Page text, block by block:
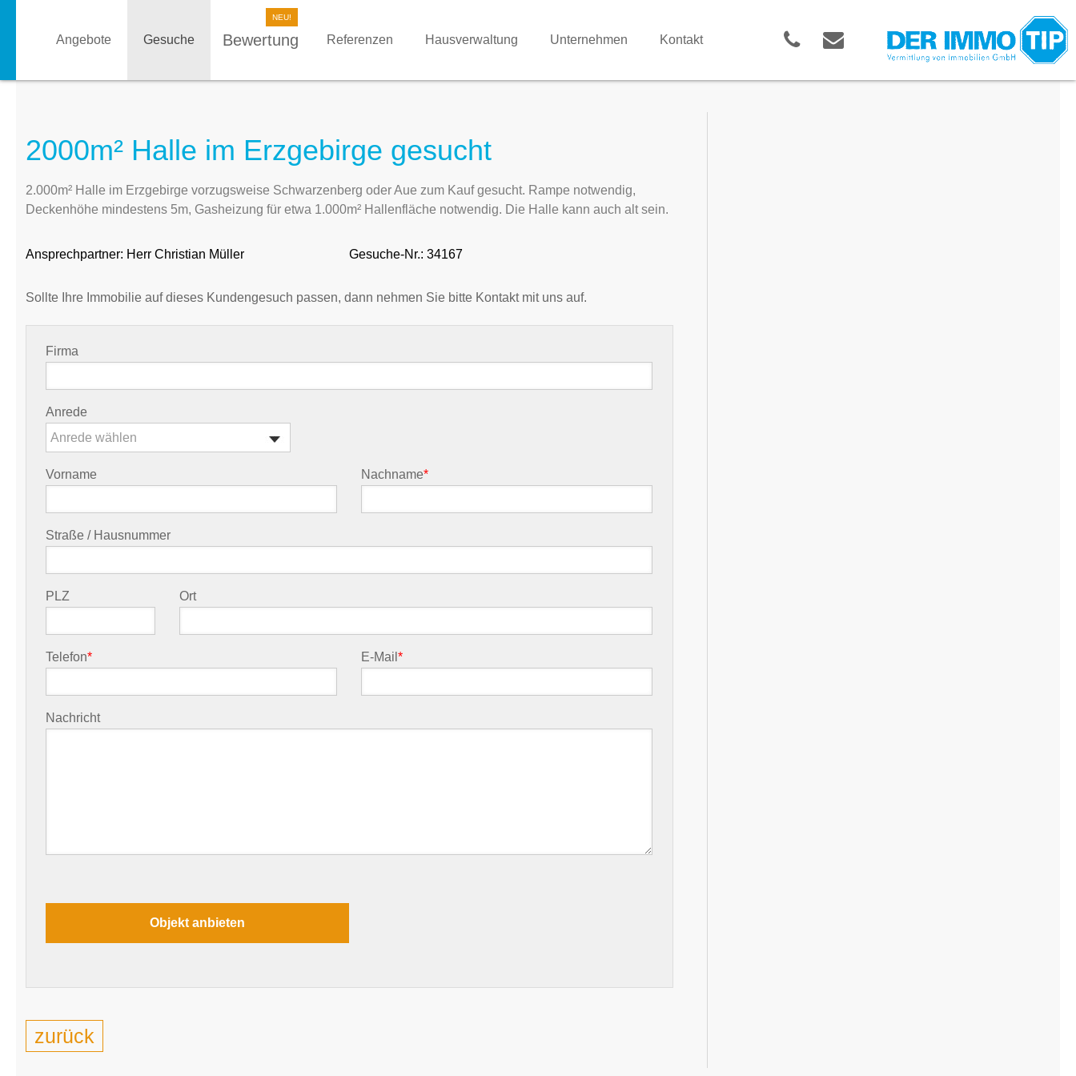
Angebote Gesuche Bewertung Referenzen Hausverwaltung Unternehmen Kontakt
2000m² Halle im Erzgebirge gesucht
2.000m² Halle im Erzgebirge vorzugsweise Schwarzenberg oder Aue zum Kauf gesucht. Rampe notwendig,
Deckenhöhe mindestens 5m, Gasheizung für etwa 1.000m² Hallenfläche notwendig. Die Halle kann auch alt sein.
Ansprechpartner: Herr Christian Müller Gesuche-Nr.: 34167
Sollte Ihre Immobilie auf dieses Kundengesuch passen, dann nehmen Sie bitte Kontakt mit uns auf.
Firma
Anrede
Anrede wählen
Vorname Nachname*
Straße / Hausnummer
PLZ Ort
Telefon* E-Mail*
Nachricht
zurück